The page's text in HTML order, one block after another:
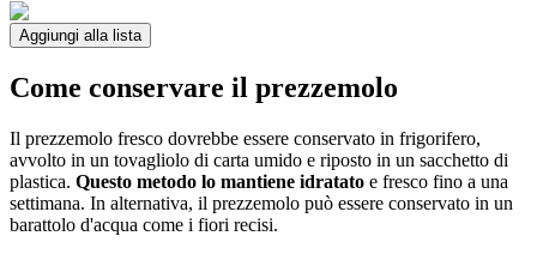
Aggiungi alla lista
Come conservare il prezzemolo
Il prezzemolo fresco dovrebbe essere conservato in frigorifero,
avvolto in un tovagliolo di carta umido e riposto in un sacchetto di
plastica. Questo metodo lo mantiene idratato e fresco fino a una
settimana. In alternativa, il prezzemolo può essere conservato in un
barattolo d'acqua come i fiori recisi.